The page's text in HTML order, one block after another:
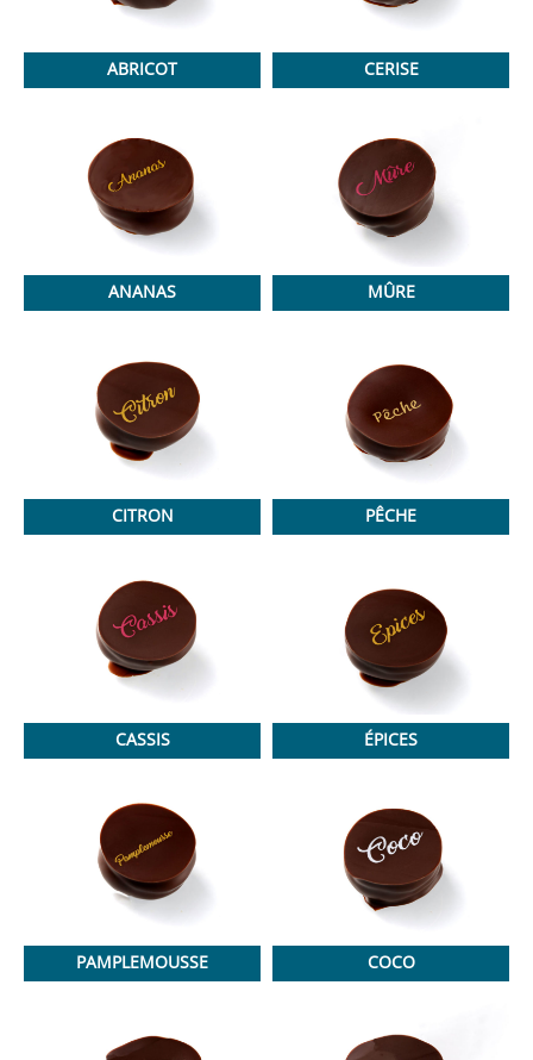
ABRICOT CERISE
ANANAS MÛRE
CITRON PÊCHE
CASSIS ÉPICES
PAMPLEMOUSSE COCO